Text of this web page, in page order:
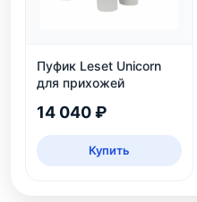
Пуфик Leset Unicorn
для прихожей
14 040 ₽
Купить